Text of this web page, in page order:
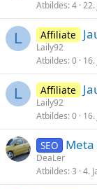
Atbildes 4 22.
L Affiliate
Laily92
Atbildes 0
L Affiliate
Laily92
Atbildes 0
SEO
DeaLer
Atbildes 3 4.